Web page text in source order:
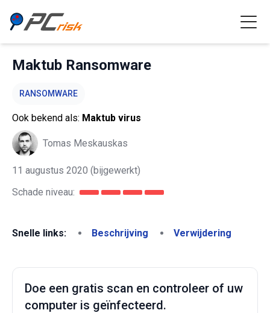
Maktub Ransomware
RANSOMWARE
Ook bekend als: Maktub virus
Tomas Meskauskas
11 augustus 2020 (bijgewerkt)
Schade niveau:
Snelle links: Beschrijving Verwijdering
Doe een gratis scan en controleer of uw
computer is geïnfecteerd.